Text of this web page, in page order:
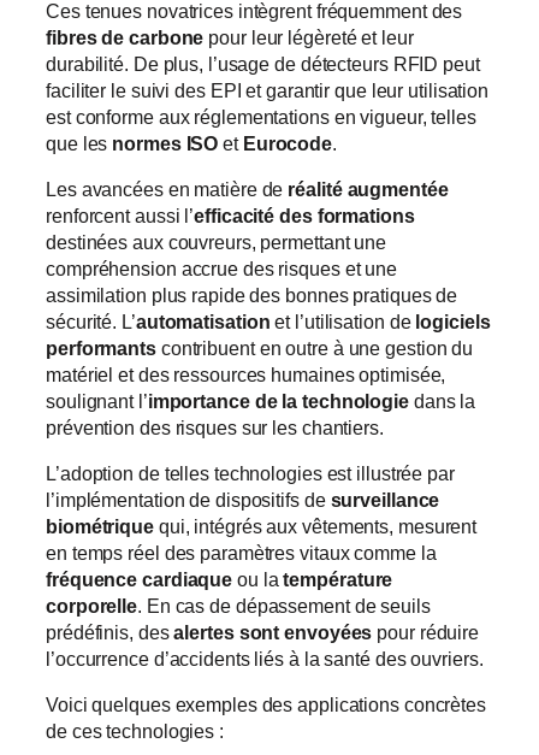
Ces tenues novatrices intègrent fréquemment des
fibres de carbone pour leur légèreté et leur
durabilité. De plus, l’usage de détecteurs RFID peut
faciliter le suivi des EPI et garantir que leur utilisation
est conforme aux réglementations en vigueur, telles
que les normes ISO et Eurocode.
Les avancées en matière de réalité augmentée
renforcent aussi l’efficacité des formations
destinées aux couvreurs, permettant une
compréhension accrue des risques et une
assimilation plus rapide des bonnes pratiques de
sécurité. L’automatisation et l’utilisation de logiciels
performantscontribuent en outre à une gestion du
matériel et des ressources humaines optimisée,
soulignant l’importance de la technologiedans la
prévention des risques sur les chantiers.
L’adoption de telles technologies est illustrée par
l’implémentation de dispositifs de surveillance
biométriquequi, intégrés aux vêtements, mesurent
en temps réel des paramètres vitaux comme la
fréquence cardiaque ou latempérature
corporelle. En cas de dépassement de seuils
prédéfinis, desalertes sont envoyées pour réduire
l’occurrence d’accidents liés à la santé des ouvriers.
Voici quelques exemples des applications concrètes
de ces technologies :